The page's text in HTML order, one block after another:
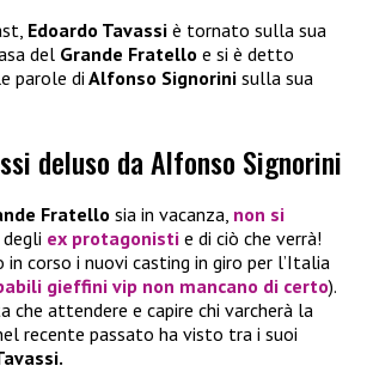
Edoardo Tavassi è tornato sulla sua
del Grande Fratello e si è detto
parole di Alfonso Signorini sulla sua
deluso da Alfonso Signorini
Fratello sia in vacanza, non si
degli ex protagonisti e di ciò che verrà!
corso i nuovi casting in giro per l’Italia
gieffini vip non mancano di certo).
che attendere e capire chi varcherà la
recente passato ha visto tra i suoi